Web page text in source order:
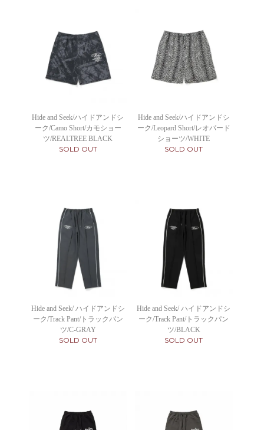
Hide and Seek/ハイドアンドシ
ーク/Camo Short/カモショー
ツ/REALTREE BLACK
SOLD OUT
Hide and Seek/ハイドアンドシ
ーク/Leopard Short/レオパード
ショーツ/WHITE
SOLD OUT
Hide and Seek/ ハイドアンドシ
ーク/Track Pant/トラックパン
ツ/C-GRAY
SOLD OUT
Hide and Seek/ ハイドアンドシ
ーク/Track Pant/トラックパン
ツ/BLACK
SOLD OUT